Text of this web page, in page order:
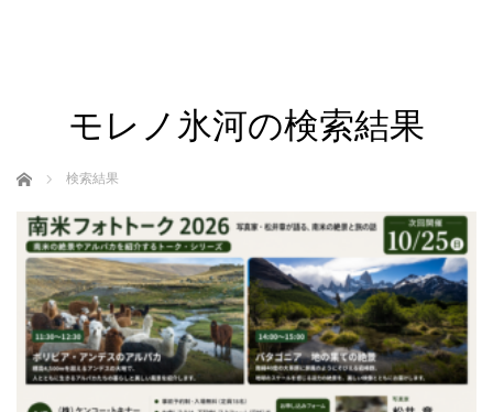
モレノ氷河の検索結果
ホーム 検索結果